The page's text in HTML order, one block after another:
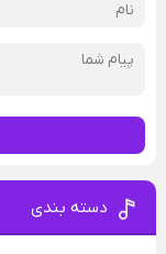
دسته بندی